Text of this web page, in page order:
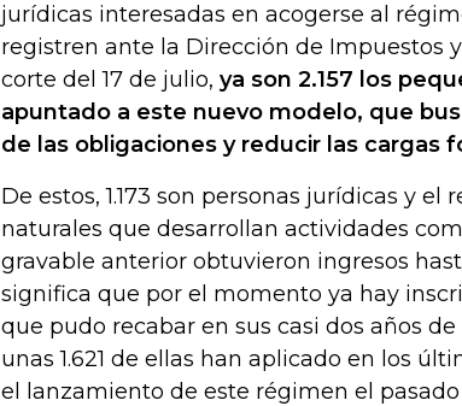
jurídicas interesadas en acogerse al
registren ante la Dirección de Impuestos
corte del 17 de julio, ya son 2.157 los
apuntado a este nuevo modelo, que
de las obligaciones y reducir las cargas
De estos, 1.173 son personas jurídicas y el
naturales que desarrollan actividades
gravable anterior obtuvieron ingresos
significa que por el momento ya hay
que pudo recabar en sus casi dos años
unas 1.621 de ellas han aplicado en los
el lanzamiento de este régimen el pasado